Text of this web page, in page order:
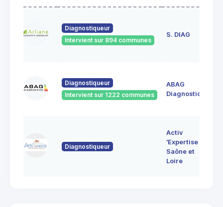
Diagnostiqueur
Intervient sur 894 communes
S. DIAG
Diagnostiqueur
Intervient sur 1222 communes
ABAG
Diagnostics
Diagnostiqueur
Activ
'Expertise
Saône et
Loire